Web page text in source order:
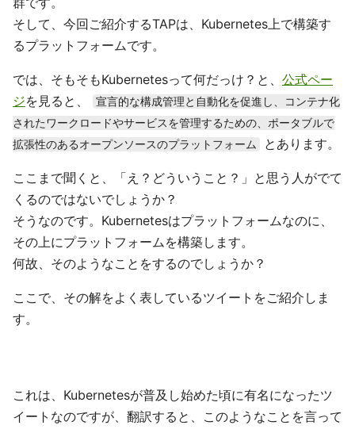
そして、今回ご紹介するTAPは、Kubernetes上で構築す
るプラットフォームです。
では、そもそもKubernetesって何だっけ？と、 公式ペー
ジを見ると、
宣言的な構成管理と自動化を促進し、コンテナ化
されたワークロードやサービスを管理するための、ポータブルで
拡張性のあるオープンソースのプラットフォーム
とあります。
ここまで聞くと、「え？どういうこと？」と思う人がでて
くるのではないでしょうか？
そうなのです。Kubernetesはプラットフォームなのに、
その上にプラットフォームを構築します。
何故、そのようなことをするのでしょうか？
ここで、その解をよく表しているツイートをご紹介しま
す。
これは、Kubernetesが普及し始めた頃に有名になったツ
イートなのですが、翻訳すると、このようなことを言って